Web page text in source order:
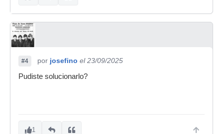
#4 por josefino el 23/09/2025
Pudiste solucionarlo?
1